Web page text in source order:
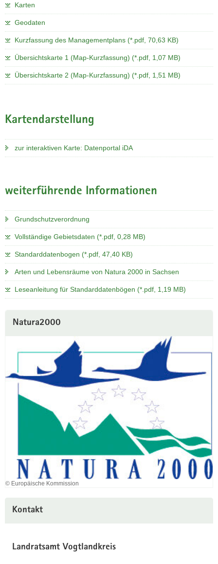
Karten
Geodaten
Kurzfassung des Managementplans (*.pdf, 70,63 KB)
Übersichtskarte 1 (Map-Kurzfassung) (*.pdf, 1,07 MB)
Übersichtskarte 2 (Map-Kurzfassung) (*.pdf, 1,51 MB)
Kartendarstellung
zur interaktiven Karte: Datenportal iDA
weiterführende Informationen
Grundschutzverordnung
Vollständige Gebietsdaten (*.pdf, 0,28 MB)
Standarddatenbogen (*.pdf, 47,40 KB)
Arten und Lebensräume von Natura 2000 in Sachsen
Leseanleitung für Standarddatenbögen (*.pdf, 1,19 MB)
Natura2000
© Europäische Kommission
Kontakt
Landratsamt Vogtlandkreis